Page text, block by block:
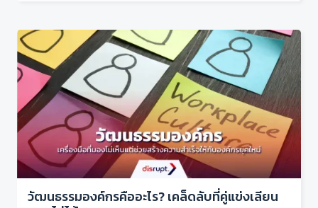
วัฒนธรรมองค์กรคืออะไร? เคล็ดลับที่คู่แข่งเลียน